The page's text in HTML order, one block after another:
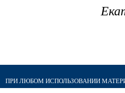
ПРИ ЛЮБОМ ИСПОЛЬЗОВАНИИ